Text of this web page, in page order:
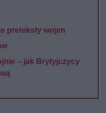
preteksty wojen
– jak Brytyjczycy